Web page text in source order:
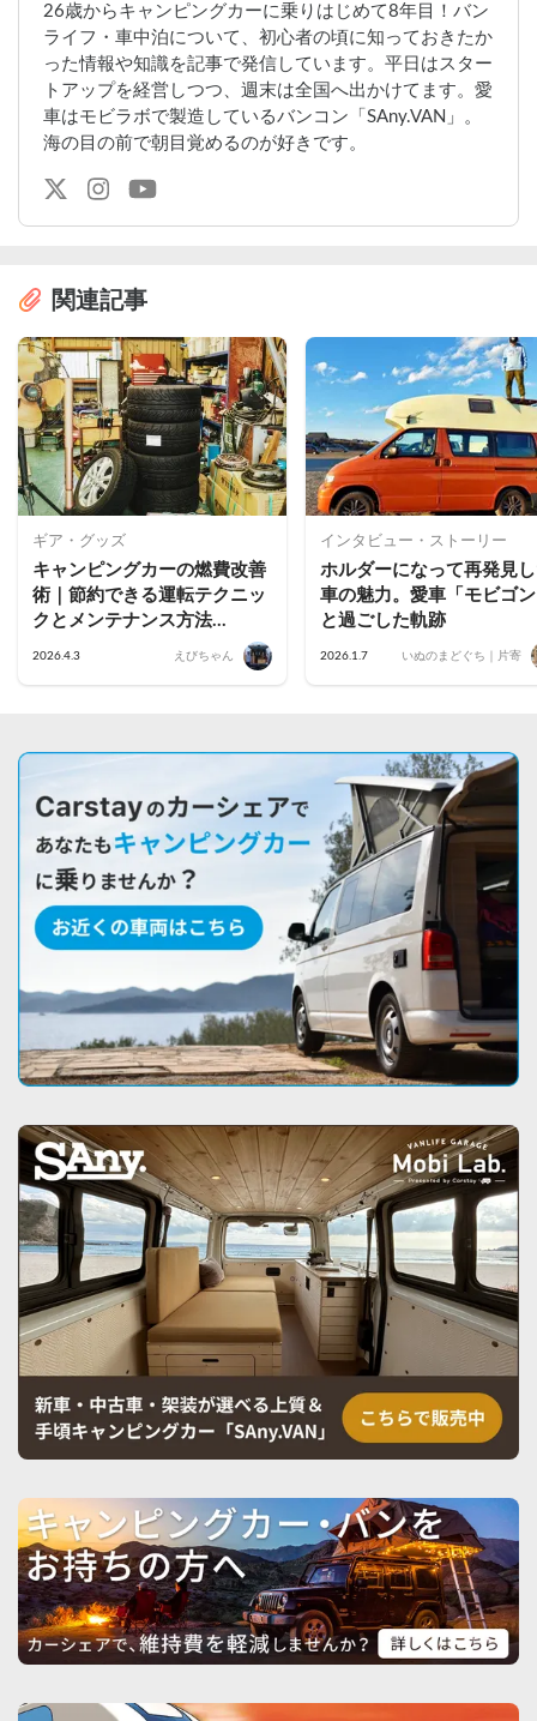
26歳からキャンピングカーに乗りはじめて8年目！バン
ライフ・車中泊について、初心者の頃に知っておきたか
った情報や知識を記事で発信しています。平日はスター
トアップを経営しつつ、週末は全国へ出かけてます。愛
車はモビラボで製造しているバンコン「SAny.VAN」。
海の目の前で朝目覚めるのが好きです。
関連記事
ギア・グッズ
キャンピングカーの燃費改善
術｜節約できる運転テクニッ
クとメンテナンス方法
2026.4.3 えびちゃん
インタビュー・ストーリー
ホルダーになって再発見
車の魅力。愛車「モビゴ
と過ごした軌跡
2026.1.7 いぬのまどぐち｜片寄